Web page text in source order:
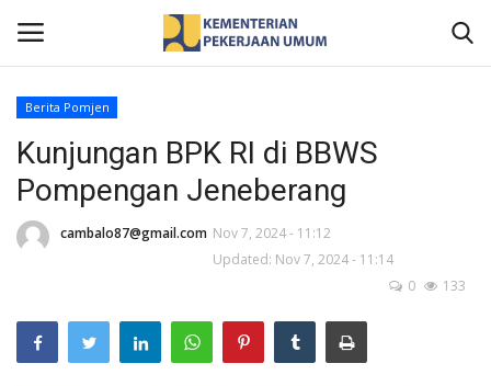
Home
Profil
Publikasi
Berita Pomjen
Kunjungan BPK RI di BBWS
Pompengan Jeneberang
cambalo87@gmail.com Nov 7, 2024 - 11:12
Updated: Nov 7, 2024 - 11:14
0
133